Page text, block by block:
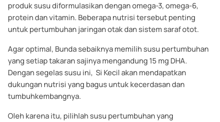
produk susu diformulasikan dengan omega-3, omega-6,
protein dan vitamin. Beberapa nutrisi tersebut penting
untuk pertumbuhan jaringan otak dan sistem saraf otot.
Agar optimal, Bunda sebaiknya memilih susu pertumbuhan
yang setiap takaran sajinya mengandung 15 mg DHA.
Dengan segelas susu ini, Si Kecil akan mendapatkan
dukungan nutrisi yang bagus untuk kecerdasan dan
tumbuhkembangnya.
Oleh karena itu, pilihlah susu pertumbuhan yang